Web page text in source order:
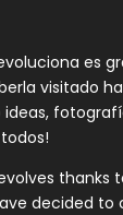
es
visitado
thanks
decided to